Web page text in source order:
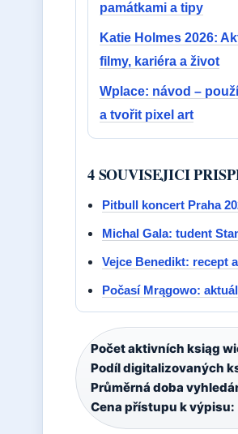
památkami a tipy
Katie Holmes 2026:
filmy, kariéra a život
Wplace: návod –
a tvořit pixel art
4 SOUVISEJICI
Pitbull koncert Praha
Michal Gala: tudent
Vejce Benedikt: recept
Počasí Mrągowo:
Počet aktivních ksiąg
Podíl digitalizovaných
Průměrná doba
Cena přístupu k výpisu: